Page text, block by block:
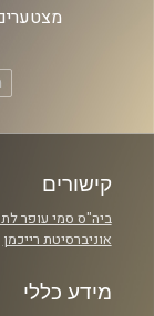
קישורים
ביה"ס סמי עופר
אוניברסיטת רייכמן
מידע כללי